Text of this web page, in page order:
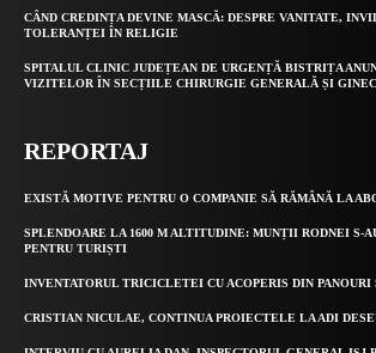
CÂND CREDINȚA DEVINE MASCĂ: DESPRE VANITATE,
TOLERANȚEI ÎN RELIGIE
SPITALUL CLINIC JUDEȚEAN DE URGENȚĂ BISTRIȚA
VIZITELOR ÎN SECȚIILE CHIRURGIE GENERALĂ ȘI
REPORTAJ
EXISTĂ MOTIVE PENTRU O COMPANIE SĂ RĂMÂNĂ LA
SPLENDOARE LA 1600 M ALTITUDINE: MUNȚII RODNEI S-
PENTRU TURIȘTI
INVENTATORUL TRICICLETEI CU ACOPERIS DIN PANOURI
CRISTIAN NICULAE, CONTINUA PROIECTELE LA ADI